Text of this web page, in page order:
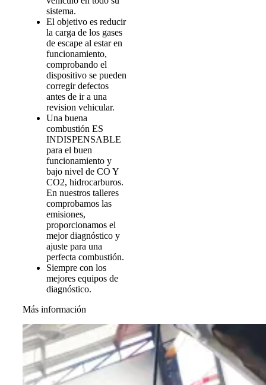
sistema.
El objetivo es reducir
la carga de los gases
de escape al estar en
funcionamiento,
comprobando el
dispositivo se pueden
corregir defectos
antes de ir a una
revision vehicular.
Una buena
combustión ES
INDISPENSABLE
para el buen
funcionamiento y
bajo nivel de CO Y
CO2, hidrocarburos.
En nuestros talleres
comprobamos las
emisiones,
proporcionamos el
mejor diagnóstico y
ajuste para una
perfecta combustión.
Siempre con los
mejores equipos de
diagnóstico.
Más información